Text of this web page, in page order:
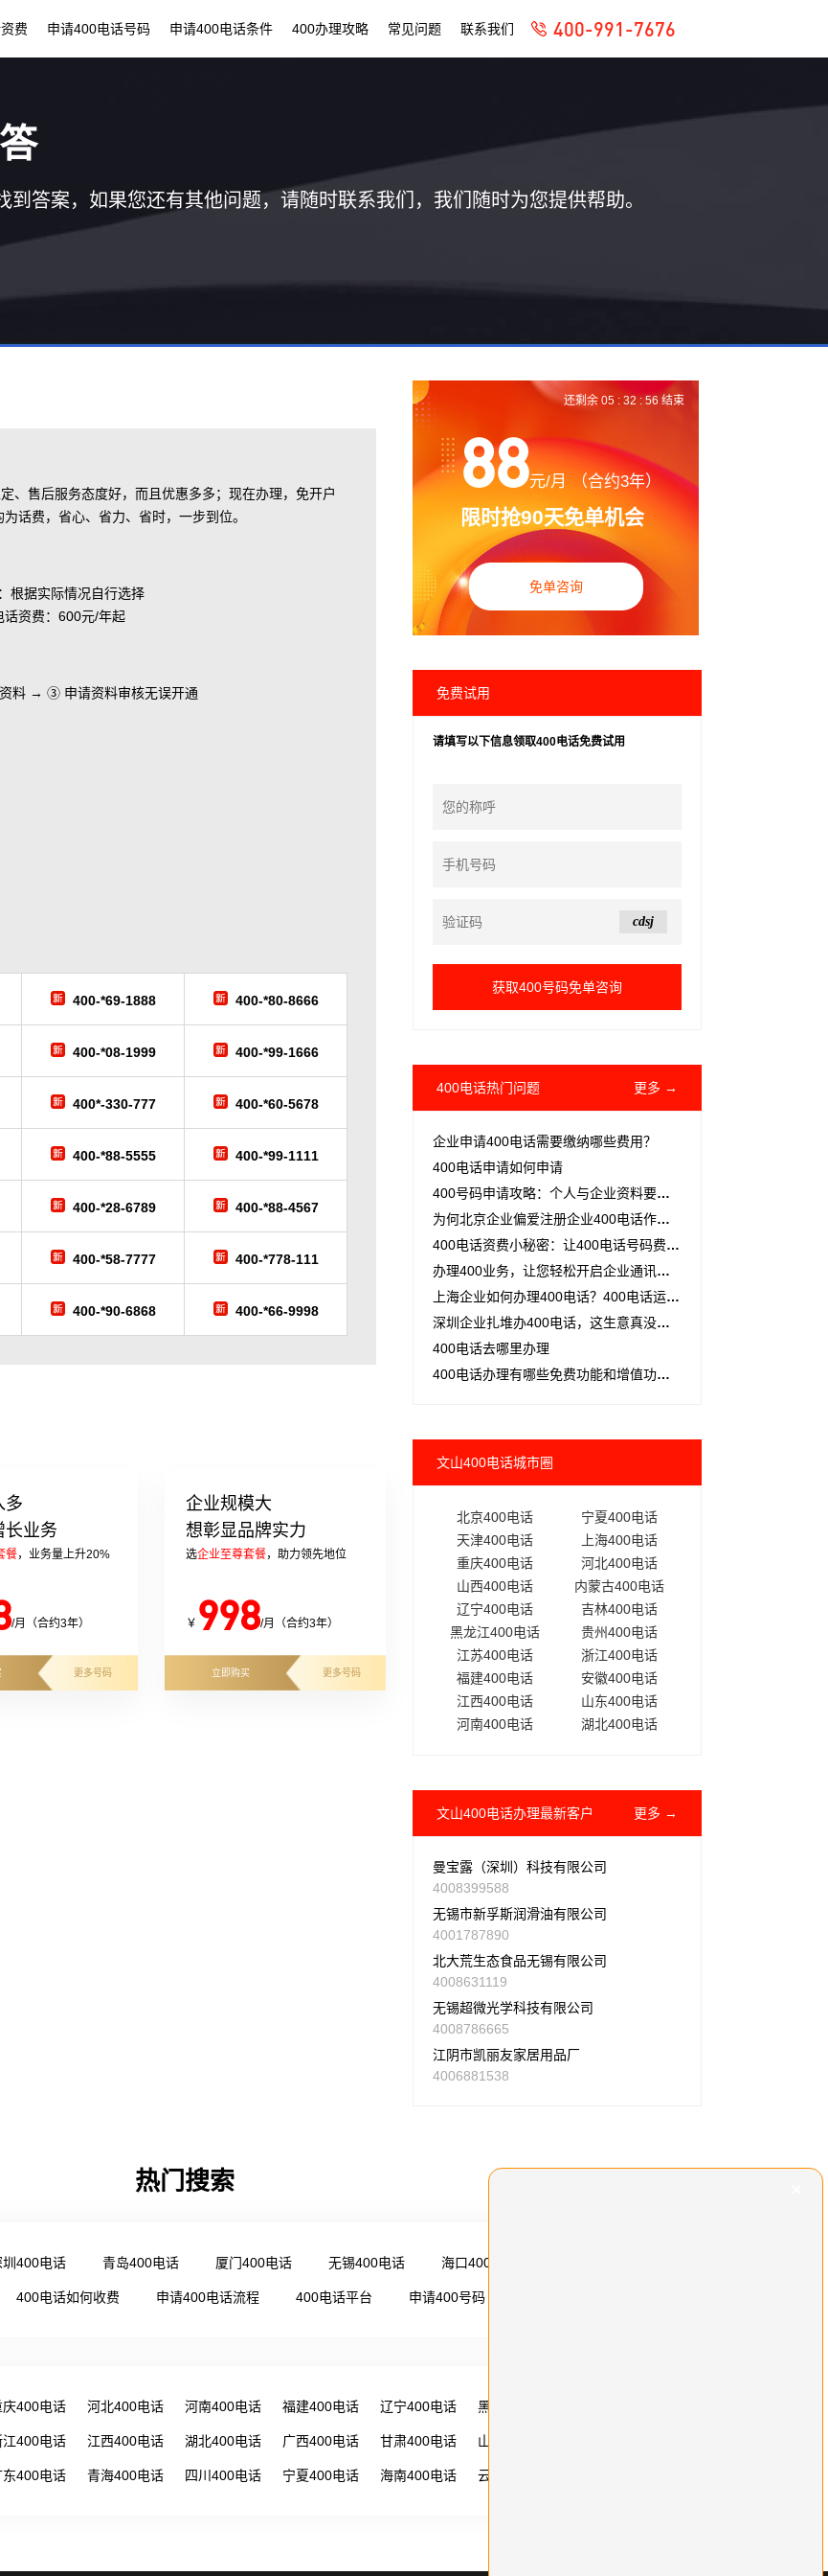
费 申请400电话号码 申请400电话条件 400办理攻略 常见问题 联系我们 400-991-7676
答案，如果您还有其他问题，请随时联系我们，我们随时为您提供帮助。
、售后服务态度好，而且优惠多多；现在办理，免开户
话费，省心、省力、省时，一步到位。
据实际情况自行选择
费：600元/年起
料 → ③ 申请资料审核无误开通
400-*69-1888 400-*80-8666
400-*08-1999 400-*99-1666
400*-330-777 400-*60-5678
400-*88-5555 400-*99-1111
400-*28-6789 400-*88-4567
400-*58-7777 400-*778-111
400-*90-6868 400-*66-9998
多
长业务
餐，业务量上升20%
/月（合约3年）
更多号码
企业规模大
想彰显品牌实力
选企业至尊套餐，助力领先地位
￥ 998/月（合约3年）
立即购买 更多号码
88元/月 （合约3年）
限时抢90天免单机会
免单咨询
还剩余 05 : 32 :55 结束
免费试用
请填写以下信息领取400电话免费试用
cdsj
400电话热门问题 更多 →
企业申请400电话需要缴纳哪些费用？
400电话申请如何申请
400号码申请攻略：个人与企业资料要求及办理流程详解
为何北京企业偏爱注册企业400电话作为热线？
400电话资费小秘密：让400电话号码费用变得“亲民"
办理400业务，让您轻松开启企业通讯新篇章
上海企业如何办理400电话？400电话运营商怎么选?
深圳企业扎堆办400电话，这生意真没发展空间了？
400电话去哪里办理
400电话办理有哪些免费功能和增值功能？一张清单讲清楚
文山400电话城市圈
北京400电话
宁夏400电话
天津400电话
上海400电话
重庆400电话
河北400电话
山西400电话
内蒙古400电话
辽宁400电话
吉林400电话
黑龙江400电话
贵州400电话
江苏400电话
浙江400电话
福建400电话
安徽400电话
江西400电话
山东400电话
河南400电话
湖北400电话
文山400电话办理最新客户 更多 →
曼宝露（深圳）科技有限公司
4008399588
无锡市新孚斯润滑油有限公司
4001787890
北大荒生态食品无锡有限公司
4008631119
无锡超微光学科技有限公司
4008786665
江阴市凯丽友家居用品厂
4006881538
热门搜索
圳400电话 青岛400电话 厦门400电话 无锡400电话 海口400电话
400电话如何收费 申请400电话流程 400电话平台 申请400号码
庆400电话 河北400电话 河南400电话 福建400电话 辽宁400电话 黑龙江400电话
江400电话 江西400电话 湖北400电话 广西400电话 甘肃400电话 山西400电话
东400电话 青海400电话 四川400电话 宁夏400电话 海南400电话 云南400电话